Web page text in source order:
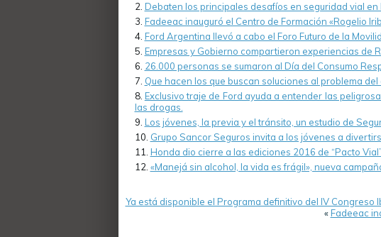
Debaten los principales desafíos en seguridad vial
Fadeeac inauguró el Centro de Formación «Rogelio
Ford Argentina llevó a cabo el Foro Futuro de la
Empresas y Gobierno compartieron experiencias de
26.000 personas se sumaron al Día del Consumo
Que hacen los que buscan soluciones al problema
Exclusivo traje de Ford ayuda a entender las
las drogas.
Los jóvenes, la previa y el tránsito, un estudio de
Grupo Sancor Seguros invita a los jóvenes a
Honda dio cierre a las ediciones 2016 de “Pacto
«Manejá sin alcohol, la vida es frágil», nueva
Ya está disponible el Programa definitivo del IV Congreso
«Fadeeac